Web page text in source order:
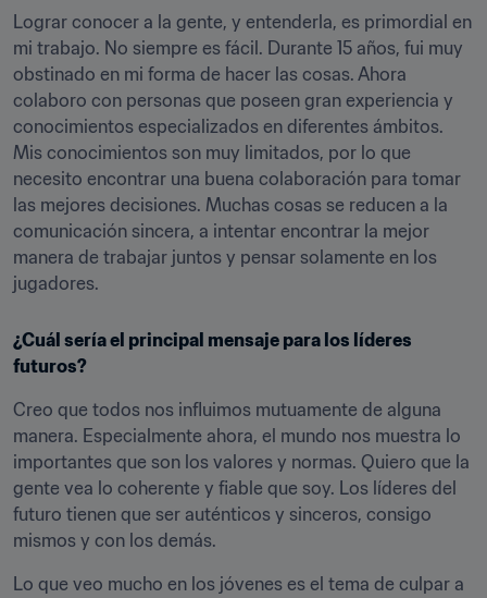
Lograr conocer a la gente, y entenderla, es primordial en
mi trabajo. No siempre es fácil. Durante 15 años, fui muy
obstinado en mi forma de hacer las cosas. Ahora
colaboro con personas que poseen gran experiencia y
conocimientos especializados en diferentes ámbitos.
Mis conocimientos son muy limitados, por lo que
necesito encontrar una buena colaboración para tomar
las mejores decisiones. Muchas cosas se reducen a la
comunicación sincera, a intentar encontrar la mejor
manera de trabajar juntos y pensar solamente en los
jugadores.
¿Cuál sería el principal mensaje para los líderes
futuros?
Creo que todos nos influimos mutuamente de alguna
manera. Especialmente ahora, el mundo nos muestra lo
importantes que son los valores y normas. Quiero que la
gente vea lo coherente y fiable que soy. Los líderes del
futuro tienen que ser auténticos y sinceros, consigo
mismos y con los demás.
Lo que veo mucho en los jóvenes es el tema de culpar a